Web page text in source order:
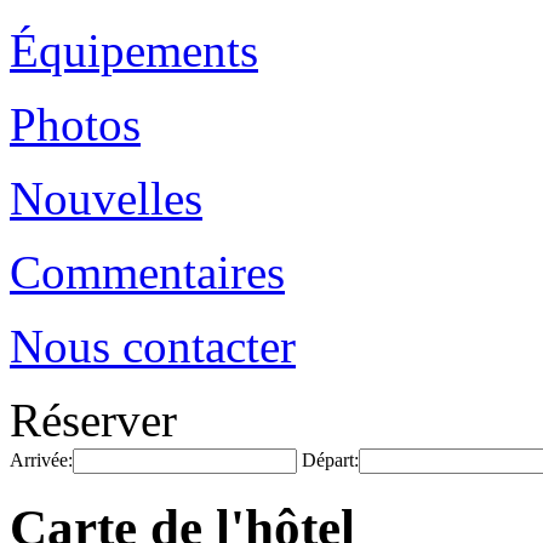
Équipements
Photos
Nouvelles
Commentaires
Nous contacter
Réserver
Arrivée: Départ:
Carte de l'hôtel